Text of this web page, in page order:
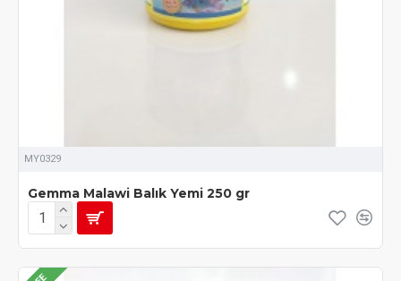
MY0329
Gemma Malawi Balık Yemi 250 gr